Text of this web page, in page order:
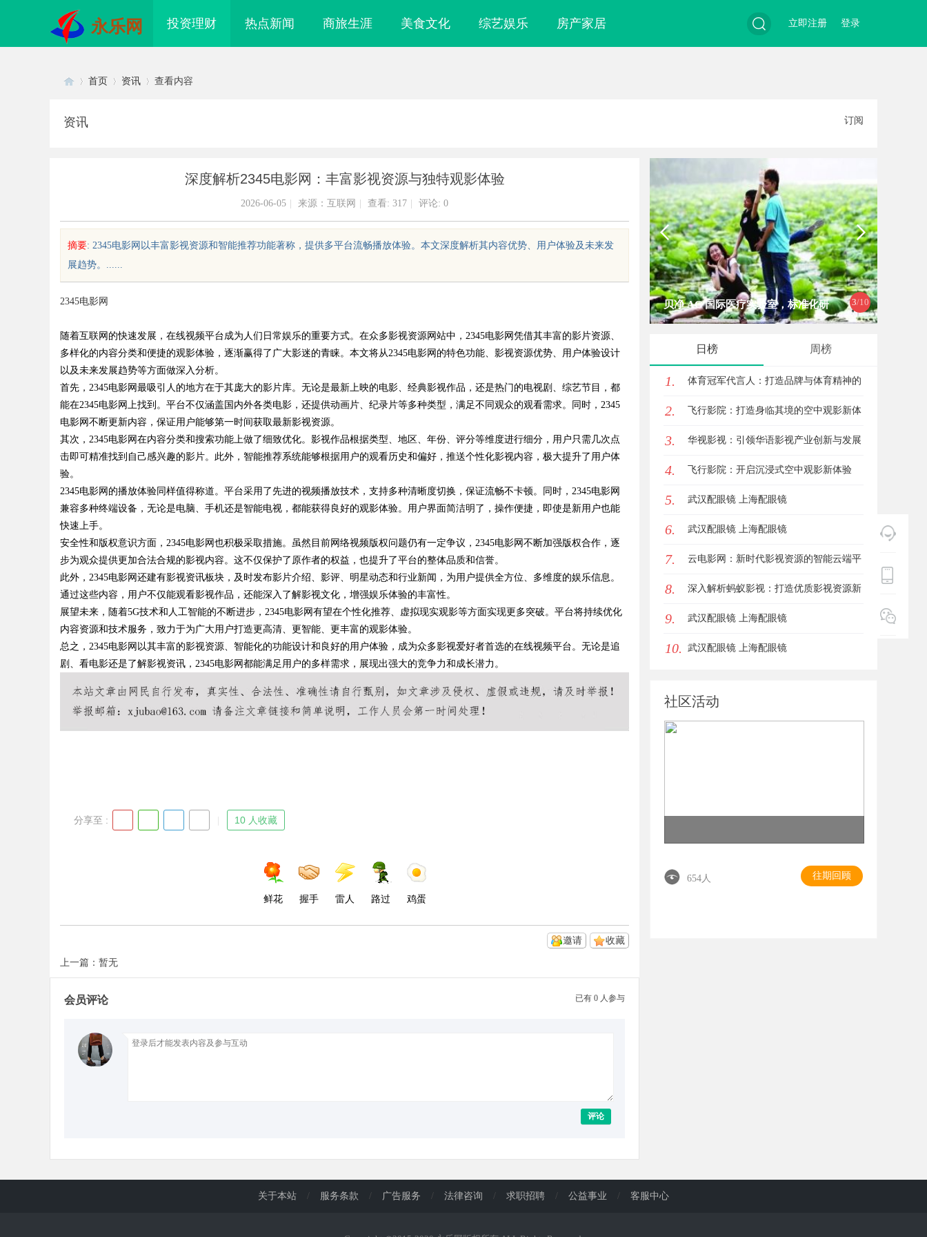
永乐网 投资理财 热点新闻 商旅生涯 美食文化 综艺娱乐 房产家居 登录
立即注册
uz
!
Bo
d
首页 资讯 查看内容
资讯 订阅
深度解析2345电影网：丰富影视资源与独特观影体验
2026-06-05 来源：互联网 查看: 317 评论: 0
摘要: 2345电影网以丰富影视资源和智能推荐功能著称，提供多平台流畅播放体验。本文深度解析其内容优势、用户体验及未来发
展趋势。......
2345电影网
随着互联网的快速发展，在线视频平台成为人们日常娱乐的重要方式。在众多影视资源网站中，2345电影网凭借其丰富的影片资源、
多样化的内容分类和便捷的观影体验，逐渐赢得了广大影迷的青睐。本文将从2345电影网的特色功能、影视资源优势、用户体验设计
以及未来发展趋势等方面做深入分析。
首先，2345电影网最吸引人的地方在于其庞大的影片库。无论是最新上映的电影、经典影视作品，还是热门的电视剧、综艺节目，都
能在2345电影网上找到。平台不仅涵盖国内外各类电影，还提供动画片、纪录片等多种类型，满足不同观众的观看需求。同时，2345
电影网不断更新内容，保证用户能够第一时间获取最新影视资源。
其次，2345电影网在内容分类和搜索功能上做了细致优化。影视作品根据类型、地区、年份、评分等维度进行细分，用户只需几次点
击即可精准找到自己感兴趣的影片。此外，智能推荐系统能够根据用户的观看历史和偏好，推送个性化影视内容，极大提升了用户体
验。
2345电影网的播放体验同样值得称道。平台采用了先进的视频播放技术，支持多种清晰度切换，保证流畅不卡顿。同时，2345电影网
兼容多种终端设备，无论是电脑、手机还是智能电视，都能获得良好的观影体验。用户界面简洁明了，操作便捷，即使是新用户也能
快速上手。
安全性和版权意识方面，2345电影网也积极采取措施。虽然目前网络视频版权问题仍有一定争议，2345电影网不断加强版权合作，逐
步为观众提供更加合法合规的影视内容。这不仅保护了原作者的权益，也提升了平台的整体品质和信誉。
此外，2345电影网还建有影视资讯板块，及时发布影片介绍、影评、明星动态和行业新闻，为用户提供全方位、多维度的娱乐信息。
通过这些内容，用户不仅能观看影视作品，还能深入了解影视文化，增强娱乐体验的丰富性。
展望未来，随着5G技术和人工智能的不断进步，2345电影网有望在个性化推荐、虚拟现实观影等方面实现更多突破。平台将持续优化
内容资源和技术服务，致力于为广大用户打造更高清、更智能、更丰富的观影体验。
总之，2345电影网以其丰富的影视资源、智能化的功能设计和良好的用户体验，成为众多影视爱好者首选的在线视频平台。无论是追
剧、看电影还是了解影视资讯，2345电影网都能满足用户的多样需求，展现出强大的竞争力和成长潜力。
分享至 : 10 人收藏
鲜花 握手 雷人 路过 鸡蛋
收藏
邀请
上一篇：暂无
已有 0 人参与
会员评论
评论
3/10
眼镜 上海配眼镜
能的革命性材料
贝净 AC 国际医疗实验室，标准化研
日榜 周榜
1. 体育冠军代言人：打造品牌与体育精神的
完美融合
2. 飞行影院：打造身临其境的空中观影新体
验
3. 华视影视：引领华语影视产业创新与发展
的标杆企业
4. 飞行影院：开启沉浸式空中观影新体验
5. 武汉配眼镜 上海配眼镜
6. 武汉配眼镜 上海配眼镜
7. 云电影网：新时代影视资源的智能云端平
台解析
8. 深入解析蚂蚁影视：打造优质影视资源新
平台
9. 武汉配眼镜 上海配眼镜
10. 武汉配眼镜 上海配眼镜
社区活动
654人 往期回顾
关于本站 / 服务条款 / 广告服务 / 法律咨询 / 求职招聘 / 公益事业 / 客服中心